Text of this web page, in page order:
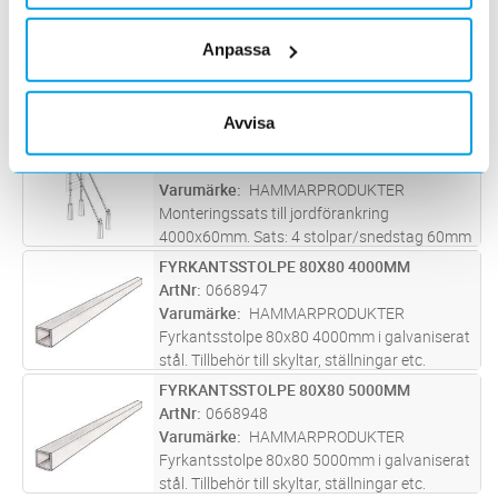
Anpassa
Avvisa
100x100x5mm Längd: 5 meter (E0668954), 1
st låskil (0668974), 1 st topphatt (0668
mer
ST Lägg i kundvagn
MONT SATS T JORDFÖRANK 5000X80
0668882
Monteringssats till jordförankring
5000x80mm. Satsen består av: 1 stolpe
betongfundament utan låskil (0668971), 1 st
låskil (0668973), 1 st topphatt
(0668975)...läs mer
ST Lägg i kundvagn
ArtNr 0668905
Varumärke
HAMMARPRODUKTER
Monteringssats till jordförankring
4000x60mm. Sats: 4 stolpar/snedstag 60mm
4 meter(0668974), 2st stolpar för bakre
fundament(0668670), 4st betongfundament
inkl. låskil (0668961), 2 st stagklammer vi
mer
ST Lägg i kundvagn
FYRKANTSSTOLPE 80X80 4000MM
ArtNr 0668947
Varumärke
HAMMARPRODUKTER
Fyrkantsstolpe 80x80 4000mm i galvaniserat
stål. Tillbehör till skyltar, ställningar etc.
ST Lägg i kundvagn
FYRKANTSSTOLPE 80X80 5000MM
ArtNr 0668948
Varumärke
HAMMARPRODUKTER
Fyrkantsstolpe 80x80 5000mm i galvaniserat
stål. Tillbehör till skyltar, ställningar etc.